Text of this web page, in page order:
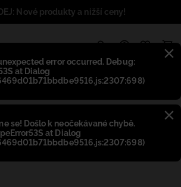
error occurred. Debug:
at Dialog
se! Došlo k neočekávané chybě.
at Dialog
Nové produkty a nižší ceny!